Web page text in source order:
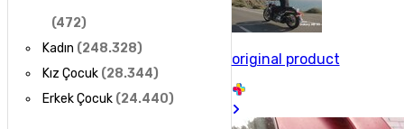
(472)
Kadın (248.328)
Kız Çocuk (28.344)
Erkek Çocuk (24.440)
original product